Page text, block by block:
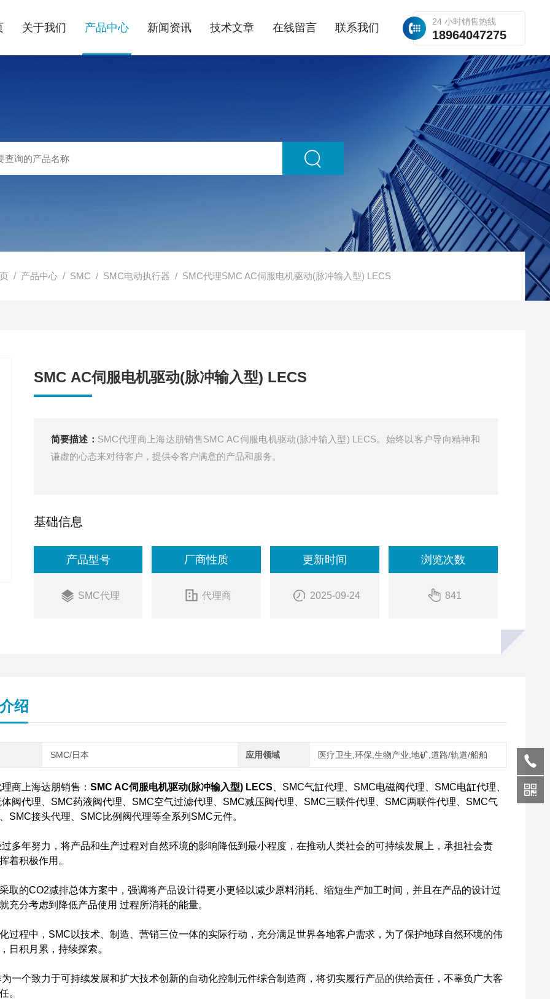
24 小时销售热线
18964047275
关于我们 产品中心 新闻资讯 技术文章 在线留言 联系我们
/ 产品中心 / SMC / SMC电动执行器 / SMC代理SMC AC伺服电机驱动(脉冲输入型) LECS
SMC AC伺服电机驱动(脉冲输入型) LECS
简要描述： SMC代理商上海达朋销售SMC AC伺服电机驱动(脉冲输入型) LECS。始终以客户导向精神和
谦虚的心态来对待客户，提供令客户满意的产品和服务。
基础信息
产品型号
SMC代理
厂商性质
代理商
更新时间
2025-09-24
浏览次数
841
绍
SMC/日本 应用领域 医疗卫生,环保,生物产业,地矿,道路/轨道/船舶
商上海达朋销售： SMC AC伺服电机驱动(脉冲输入型) LECS 、SMC气缸代理、SMC电磁阀代理、SMC电缸代理、
阀代理、SMC药液阀代理、SMC空气过滤代理、SMC减压阀代理、SMC三联件代理、SMC两联件代理、SMC气
SMC接头代理、SMC比例阀代理等全系列SMC元件。
多年努力，将产品和生产过程对自然环境的影响降低到最小程度，在推动人类社会的可持续发展上，承担社会责
着积极作用。
取的CO2减排总体方案中，强调将产品设计得更小更轻以减少原料消耗、缩短生产加工时间，并且在产品的设计过
充分考虑到降低产品使用 过程所消耗的能量。
过程中，SMC以技术、制造、营销三位一体的实际行动，充分满足世界各地客户需求，为了保护地球自然环境的伟
日积月累，持续探索。
一个致力于可持续发展和扩大技术创新的自动化控制元件综合制造商，将切实履行产品的供给责任，不辜负广大客
。